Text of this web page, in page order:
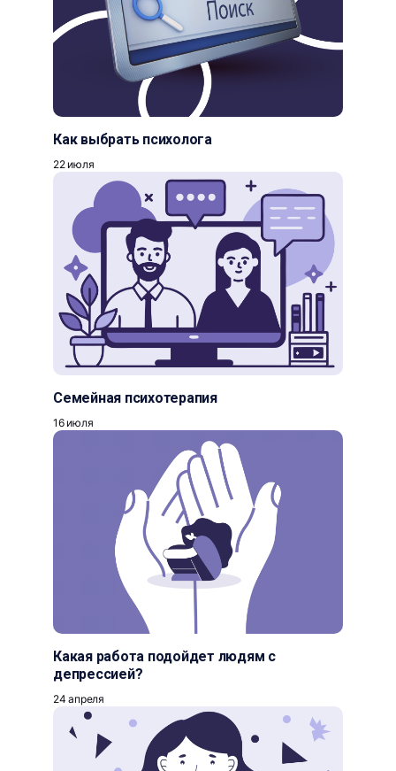
Как выбрать психолога
22 июля
Семейная психотерапия
16 июля
Какая работа подойдет людям с
депрессией?
24 апреля